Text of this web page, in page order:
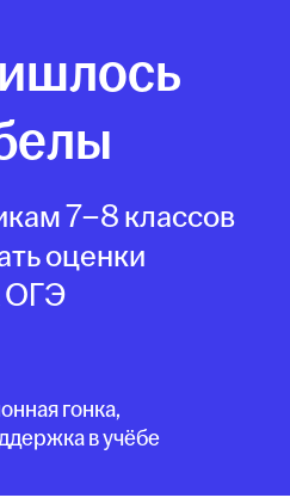
7–8 классов
оценки
ОГЭ
гонка,
в учёбе